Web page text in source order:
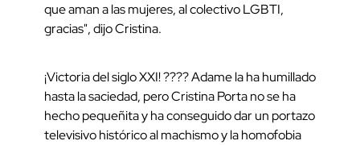
que aman a las mujeres, al colectivo LGBTI,
gracias", dijo Cristina.
¡Victoria del siglo XXI! ???? Adame la ha humillado
hasta la saciedad, pero Cristina Porta no se ha
hecho pequeñita y ha conseguido dar un portazo
televisivo histórico al machismo y la homofobia